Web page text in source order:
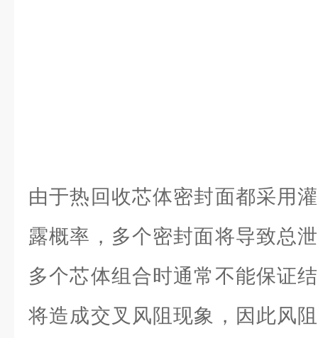
由于热回收芯体密封面都采用
露概率，多个密封面将导致总
多个芯体组合时通常不能保证
将造成交叉风阻现象，因此风